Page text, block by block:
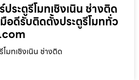
ระตูรีโมทเชิงเนิน ช่างติด
อดีรับติดตั้งประตูรีโมททั่ว
มทเชิงเนิน ช่างติด